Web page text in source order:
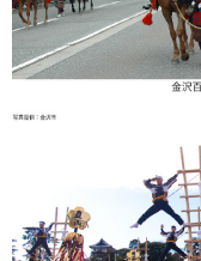
2016/05/
足袋,腹
— 股引 日本の伝統的
に職人の一般的な日常
用されています。
2016/05/